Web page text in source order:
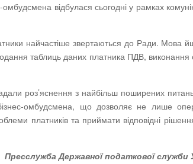
відбулася сьогодні у рамках
найчастіше звертаються до Ради. Мова
таблиць даних платника ПДВ, виконання
роз’яснення з найбільш поширених
омбудсмена, що дозволяє не лише
платників та приймати відповідні
Пресслужба Державної податкової служби